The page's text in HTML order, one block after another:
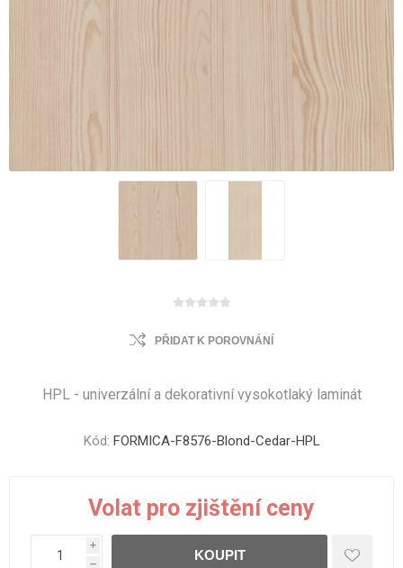
PŘIDAT K POROVNÁNÍ
HPL - univerzální a dekorativní vysokotlaký laminát
Kód: FORMICA-F8576-Blond-Cedar-HPL
Volat pro zjištění ceny
i
h
KOUPIT